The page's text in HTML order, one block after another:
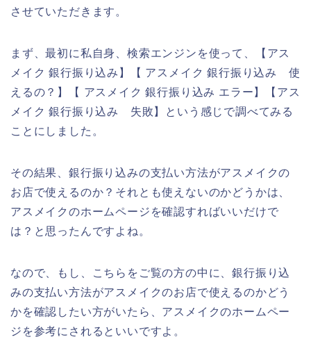
させていただきます。
まず、最初に私自身、検索エンジンを使って、【アス
メイク 銀行振り込み】【 アスメイク 銀行振り込み 使
えるの？】【 アスメイク 銀行振り込み エラー】【アス
メイク 銀行振り込み 失敗】という感じで調べてみる
ことにしました。
その結果、銀行振り込みの支払い方法がアスメイクの
お店で使えるのか？それとも使えないのかどうかは、
アスメイクのホームページを確認すればいいだけで
は？と思ったんですよね。
なので、もし、こちらをご覧の方の中に、銀行振り込
みの支払い方法がアスメイクのお店で使えるのかどう
かを確認したい方がいたら、アスメイクのホームペー
ジを参考にされるといいですよ。